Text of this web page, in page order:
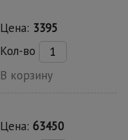
Цена: 3395
Кол-во
В корзину
Цена: 63450